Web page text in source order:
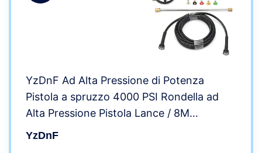
YzDnF Ad Alta Pressione di Potenza
Pistola a spruzzo 4000 PSI Rondella ad
Alta Pressione Pistola Lance / 8M
Tubo/Wand Kit for Auto Pulizia della
YzDnF